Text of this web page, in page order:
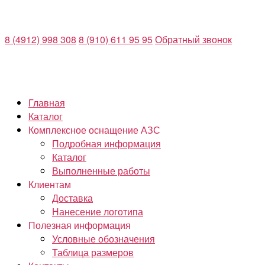
содержимому
8 (4912) 998 308 8 (910) 611 95 95Обратный звонок
Главная
Каталог
Комплексное оснащение АЗС
Подробная информация
Каталог
Выполненные работы
Клиентам
Доставка
Нанесение логотипа
Полезная информация
Условные обозначения
Таблица размеров